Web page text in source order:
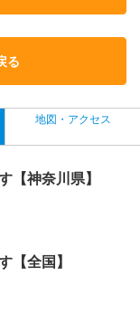
る
地図・アクセス
【神奈川県】
【全国】